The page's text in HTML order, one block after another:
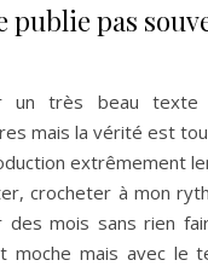
publie pas
un très beau
mais la vérité est
extrêmement
crocheter à mon
des mois sans rien
moche mais avec le